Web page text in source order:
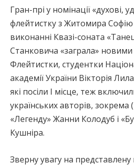
Гран-прі у номінації «духові,
флейтистку з Житомира Софію
виконанні Квазі-соната
Станковича «заграла»
Флейтистки, студентки
академії України Вікторія
які посіли І місце, теж
українських авторів, зокрема
«Легенду» Жанни Колодуб і
Кушніра.
Зверну увагу на